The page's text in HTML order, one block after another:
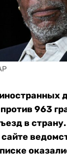
963
в
сайте